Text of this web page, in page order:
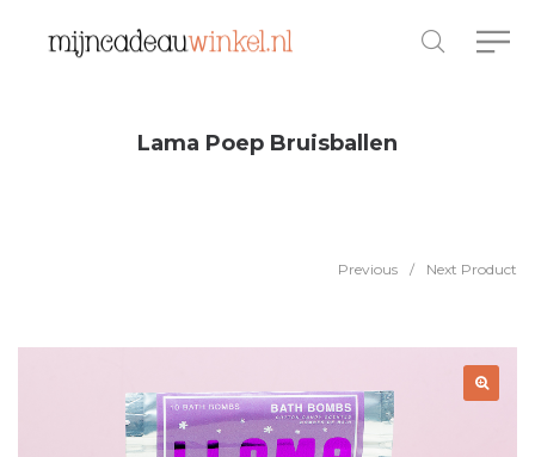
Lama Poep Bruisballen
Previous / Next Product